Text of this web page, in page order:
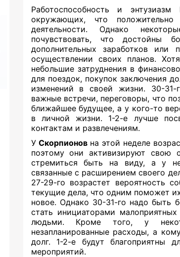
Работоспособность и энтузиазм
окружающих, что
деятельности. Однако
почувствовать, что достойны
дополнительных заработков
осуществлении своих планов.
небольшие затруднения в
для поездок, покупок заключения
изменений в своей жизни. 30-31-
важные встречи, переговоры, что
ближайшее будущее, а у кого-то
в личной жизни. 1-2-е лучше
контактам и развлечениям.
УСкорпионов на этой неделе
поэтому они активизируют свою
стремиться быть на виду, а у
связанные с расширением своего
27-29-го возрастет вероятность
текущие дела, что одним поможет
новое. Однако 30-31-го надо быть
стать инициаторами
людьми. Кроме того, у
незапланированные расходы, а
долг. 1-2-е будут благоприятны
мероприятий.